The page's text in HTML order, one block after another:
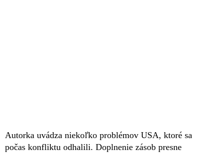
Autorka uvádza niekoľko problémov USA, ktoré sa
počas konfliktu odhalili. Doplnenie zásob presne